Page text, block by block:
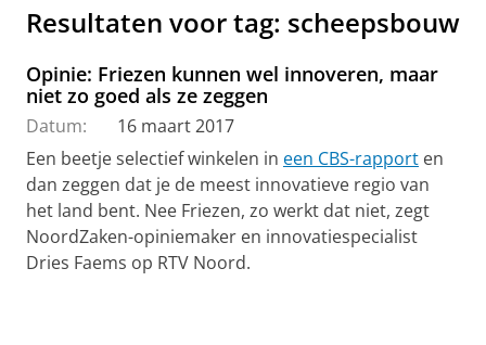
Resultaten voor tag: scheepsbouw
Opinie: Friezen kunnen wel innoveren, maar
niet zo goed als ze zeggen
Datum:
16 maart 2017
Een beetje selectief winkelen in een CBS-rapport en
dan zeggen dat je de meest innovatieve regio van
het land bent. Nee Friezen, zo werkt dat niet, zegt
NoordZaken-opiniemaker en innovatiespecialist
Dries Faems op RTV Noord.